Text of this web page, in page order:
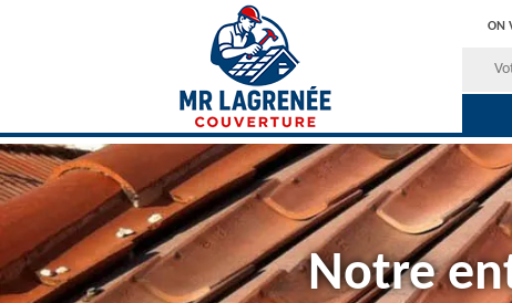
ON
Notre